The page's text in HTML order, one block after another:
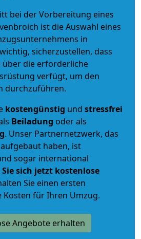
bei der Vorbereitung eines
ist die Auswahl eines
in
sicherzustellen, dass
über die erforderliche
verfügt, um den
durchzuführen.
kostengünstig und stressfrei
Beiladung oder als
. Unser Partnernetzwerk, das
haben, ist
sogar international
Sie sich jetzt kostenlose
Sie einen ersten
Kosten für Ihren Umzug.
Angebote erhalten